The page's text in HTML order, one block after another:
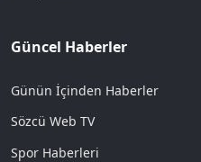
Güncel Haberler
Günün İçinden Haberler
Sözcü Web TV
Spor Haberleri